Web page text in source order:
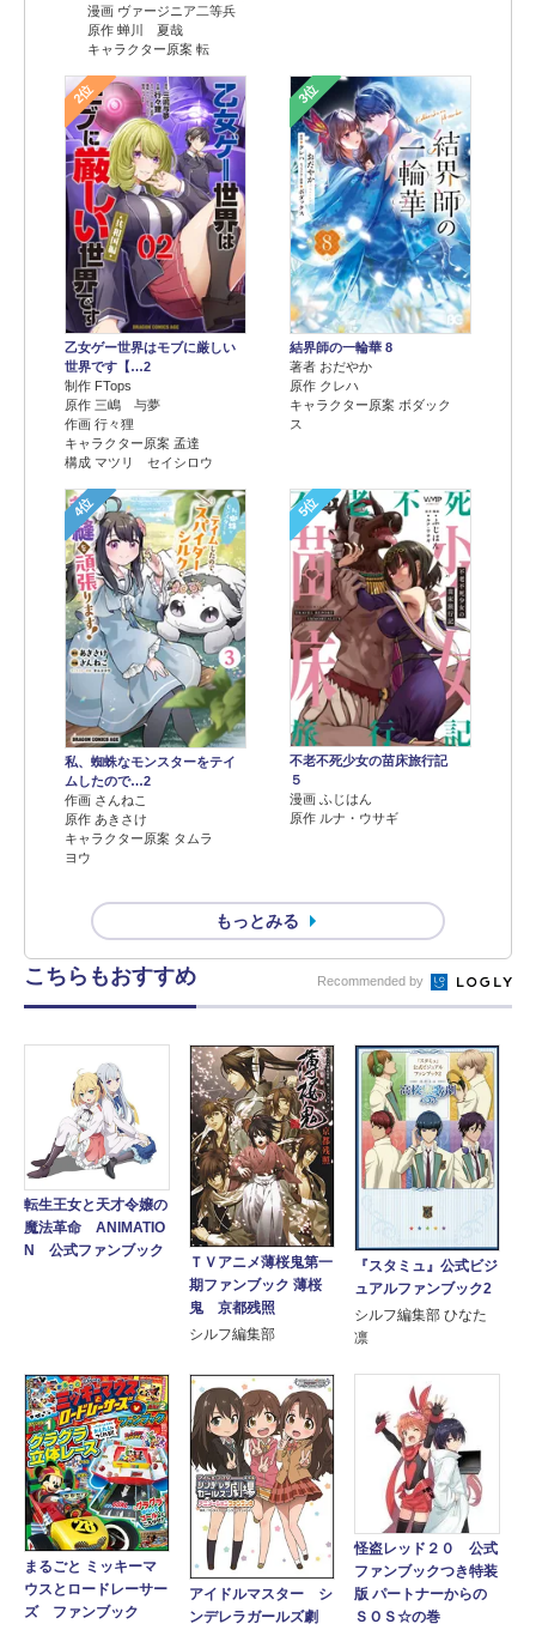
漫画 ヴァージニア二等兵
原作 蝉川 夏哉
キャラクター原案 転
2位
乙女ゲー世界はモブに厳しい
世界です【…2
制作 FTops
原作 三嶋 与夢
作画 行々狸
キャラクター原案 孟達
構成 マツリ セイシロウ
3位
結界師の一輪華 8
著者 おだやか
原作 クレハ
キャラクター原案 ボダック
ス
4位
私、蜘蛛なモンスターをテイ
ムしたので…2
作画 さんねこ
原作 あきさけ
キャラクター原案 タムラ
ヨウ
5位
不老不死少女の苗床旅行記
５
漫画 ふじはん
原作 ルナ・ウサギ
もっとみる
こちらもおすすめ Recommended by
転生王女と天才令嬢の
魔法革命 ANIMATIO
N 公式ファンブック
ＴＶアニメ薄桜鬼第一
期ファンブック 薄桜
鬼 京都残照
シルフ編集部
『スタミュ』公式ビジ
ュアルファンブック2
シルフ編集部 ひなた
凛
まるごと ミッキーマ
ウスとロードレーサー
ズ ファンブック
アイドルマスター シ
ンデレラガールズ劇
怪盗レッド２０ 公式
ファンブックつき特装
版 パートナーからの
ＳＯＳ☆の巻